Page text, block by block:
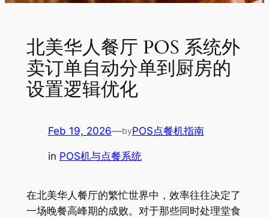
北美华人餐厅 POS 系统外
卖订单自动分单到厨房的
设置逻辑优化
Feb 19, 2026—byPOS点餐机指南
in POS机与点餐系统
在北美华人餐厅的繁忙世界中，效率往往决定了
一场晚餐高峰期的成败。对于那些同时处理堂食